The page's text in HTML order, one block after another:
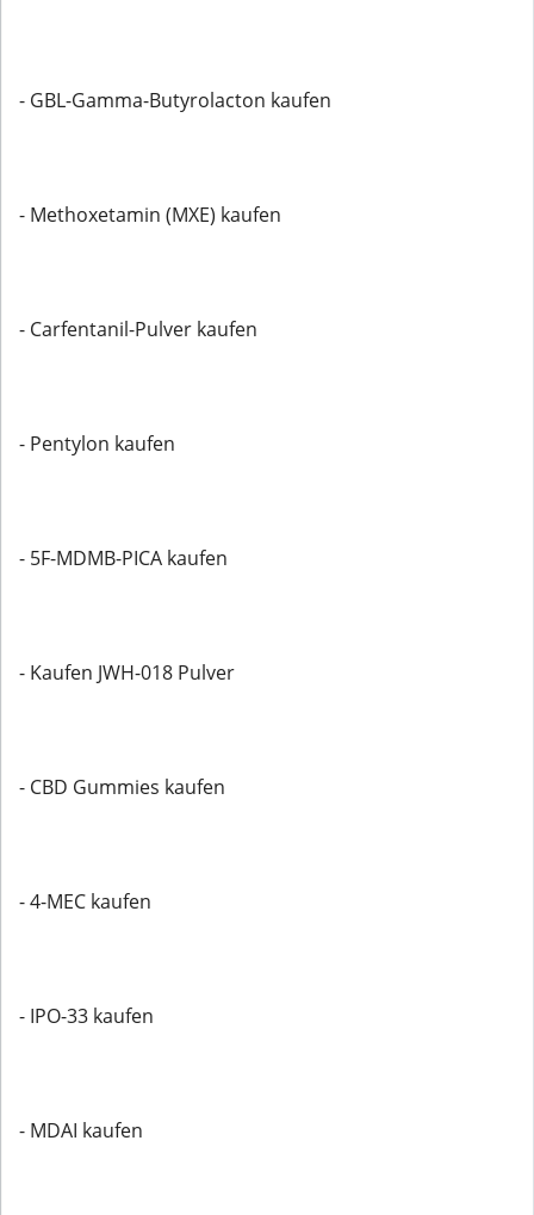
- GBL-Gamma-Butyrolacton kaufen
- Methoxetamin (MXE) kaufen
- Carfentanil-Pulver kaufen
- Pentylon kaufen
- 5F-MDMB-PICA kaufen
- Kaufen JWH-018 Pulver
- CBD Gummies kaufen
- 4-MEC kaufen
- IPO-33 kaufen
- MDAI kaufen